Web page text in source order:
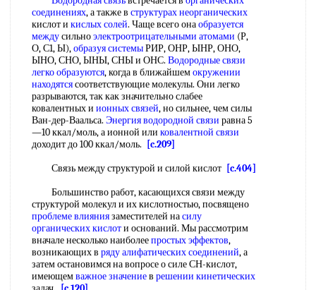
соединениях, а также в структурах неорганических
кислот и кислых солей. Чаще всего онаобразуется
междусильноэлектроотрицательными атомами (Р,
О, С1, Ы),образуя системыРИР, ОНР, ЫНР, ОНО,
ЫНО, СНО, ЫНЫ, СНЫ и ОНС. Водородные связи
легко образуются, когда в ближайшемокружении
находятсясоответствующие молекулы. Они легко
разрываются, так как значительно слабее
ковалентных и ионных связей, но сильнее, чем силы
Ван-дер-Ваальса. Энергия водородной связи равна 5
—10 ккал/моль, а ионной или ковалентной связи
доходит до 100 ккал/моль.
[c.209]
Связь между структурой и силой кислот [c.404]
Большинство работ, касающихся связи между
структурой молекул и их кислотностью, посвящено
проблеме влияниязаместителей насилу
органических кислоти оснований. Мы рассмотрим
вначале несколько наиболеепростых эффектов,
возникающих в ряду алифатических соединений, а
затем остановимся на вопросе о силе СН-кислот,
имеющемважное значениев решении кинетических